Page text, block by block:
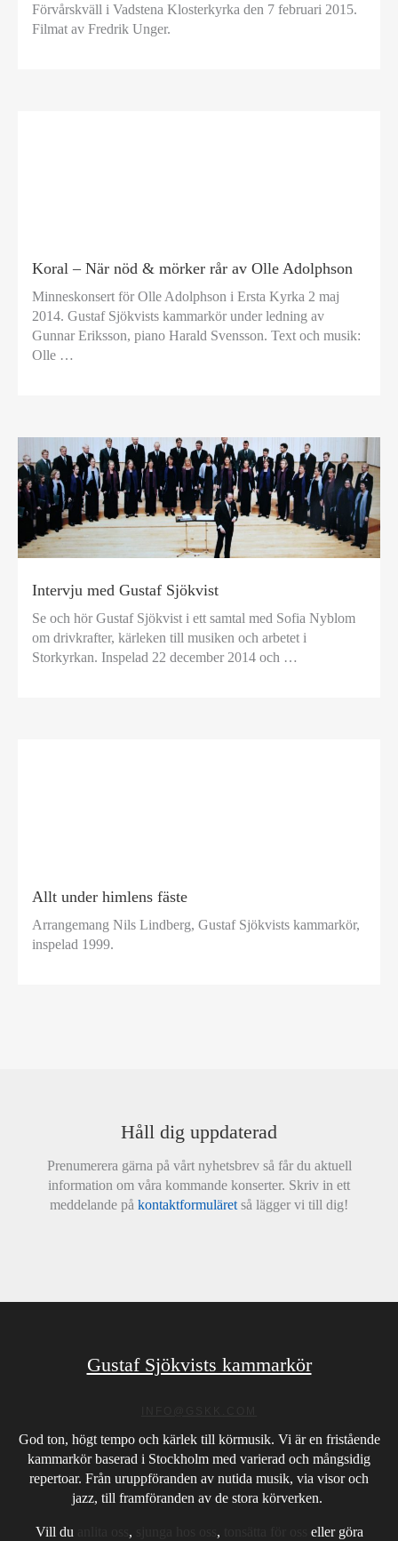
Förvårskväll i Vadstena Klosterkyrka den 7 februari 2015.
Filmat av Fredrik Unger.
Koral – När nöd & mörker rår av Olle Adolphson
Minneskonsert för Olle Adolphson i Ersta Kyrka 2 maj
2014. Gustaf Sjökvists kammarkör under ledning av
Gunnar Eriksson, piano Harald Svensson. Text och musik:
Olle …
Intervju med Gustaf Sjökvist
Se och hör Gustaf Sjökvist i ett samtal med Sofia Nyblom
om drivkrafter, kärleken till musiken och arbetet i
Storkyrkan. Inspelad 22 december 2014 och …
Allt under himlens fäste
Arrangemang Nils Lindberg, Gustaf Sjökvists kammarkör,
inspelad 1999.
Håll dig uppdaterad
Prenumerera gärna på vårt nyhetsbrev så får du aktuell
information om våra kommande konserter. Skriv in ett
meddelande på kontaktformuläret så lägger vi till dig!
Gustaf Sjökvists kammarkör
God ton, högt tempo och kärlek till körmusik. Vi är en fristående
kammarkör baserad i Stockholm med varierad och mångsidig
repertoar. Från uruppföranden av nutida musik, via visor och
jazz, till framföranden av de stora körverken.
Vill du , , eller göra